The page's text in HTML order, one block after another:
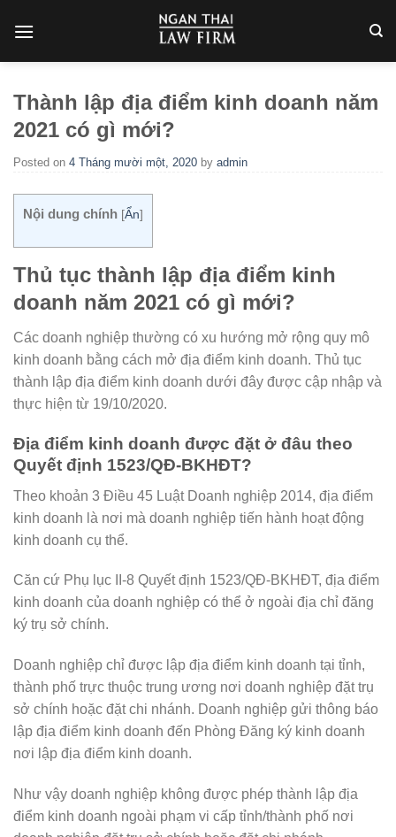
Thành lập địa điểm kinh doanh năm
2021 có gì mới?
Posted on 4 Tháng mười một, 2020 by admin
Nội dung chính [Ẩn]
Thủ tục thành lập địa điểm kinh
doanh năm 2021 có gì mới?
Các doanh nghiệp thường có xu hướng mở rộng quy mô
kinh doanh bằng cách mở địa điểm kinh doanh. Thủ tục
thành lập địa điểm kinh doanh dưới đây được cập nhập và
thực hiện từ 19/10/2020.
Địa điểm kinh doanh được đặt ở đâu theo
Quyết định 1523/QĐ-BKHĐT?
Theo khoản 3 Điều 45 Luật Doanh nghiệp 2014, địa điểm
kinh doanh là nơi mà doanh nghiệp tiến hành hoạt động
kinh doanh cụ thể.
Căn cứ Phụ lục II-8 Quyết định 1523/QĐ-BKHĐT, địa điểm
kinh doanh của doanh nghiệp có thể ở ngoài địa chỉ đăng
ký trụ sở chính.
Doanh nghiệp chỉ được lập địa điểm kinh doanh tại tỉnh,
thành phố trực thuộc trung ương nơi doanh nghiệp đặt trụ
sở chính hoặc đặt chi nhánh. Doanh nghiệp gửi thông báo
lập địa điểm kinh doanh đến Phòng Đăng ký kinh doanh
nơi lập địa điểm kinh doanh.
Như vậy doanh nghiệp không được phép thành lập địa
điểm kinh doanh ngoài phạm vi cấp tỉnh/thành phố nơi